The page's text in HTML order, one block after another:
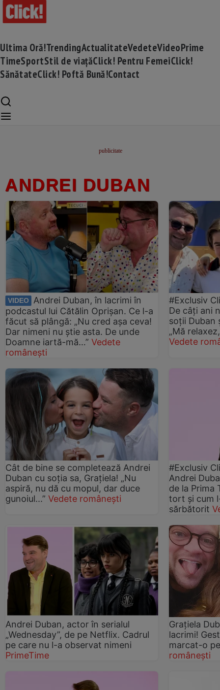
Ultima Oră!TrendingActualitateVedeteVideoPrime
TimeSportStil de viațăClick! Pentru FemeiClick!
SănătateClick! Poftă Bună!Contact
ANDREI DUBAN
VIDEO
Andrei Duban, în lacrimi în
podcastul lui Cătălin Oprișan. Ce l-a
făcut să plângă: „Nu cred așa ceva!
Dar nimeni nu știe asta. De unde
Doamne iartă-mă…” Vedete
românești
#Exclusiv
De câți ani
soții Duban
„Mă
Vedete
Cât de bine se completează Andrei
Duban cu soția sa, Grațiela! „Nu
aspiră, nu dă cu mopul, dar duce
gunoiul...” Vedete românești
#Exclusiv
Andrei
de la Prima
tort și cum
sărbătorit
Andrei Duban, actor în serialul
„Wednesday”, de pe Netflix. Cadrul
pe care nu l-a observat nimeni
PrimeTime
Graţiela
lacrimi!
marcat-o
românești